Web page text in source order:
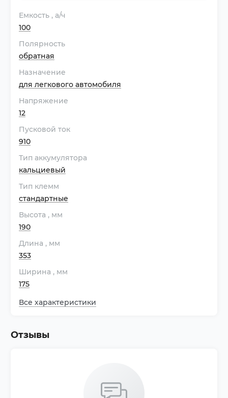
Емкость , а/ч
100
Полярность
обратная
Назначение
для легкового автомобиля
Напряжение
12
Пусковой ток
910
Тип аккумулятора
кальциевый
Тип клемм
стандартные
Высота , мм
190
Длина , мм
353
Ширина , мм
175
Все характеристики
Отзывы